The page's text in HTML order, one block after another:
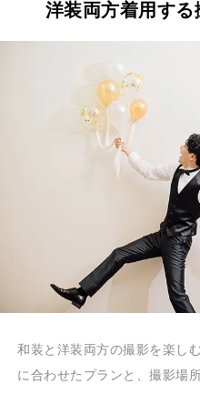
洋装両方着用す
和装と洋装両方の撮影を楽し
に合わせたプランと、撮影場